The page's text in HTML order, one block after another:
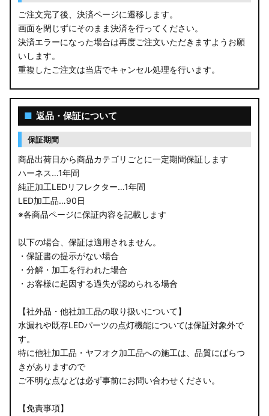
ご注文完了後、決済ページに遷移します。
画面を閉じずにそのまま決済を行ってください。
決済エラーになった場合は再度ご注文いただきますようお願
いします。
重複したご注文は当店でキャンセル処理を行います。
■ 返品・保証について
保証期間
商品出荷日から商品カテゴリごとに一定期間保証します
ハーネス…1年間
純正加工LEDリフレクター…1年間
LED加工品…90日
※各商品ページに保証内容を記載します
以下の場合、保証は適用されません。
・保証書の提示がない場合
・分解・加工を行われた場合
・お客様に起因する過失が認められる場合
【社外品・他社加工品の取り扱いについて】
水漏れや既存LEDパーツの点灯機能については保証対象外で
す。
特に他社加工品・ヤフオク加工品への施工は、品質にばらつ
きがありますので
ご不明な点などは必ず事前にお問い合わせください。
【免責事項】